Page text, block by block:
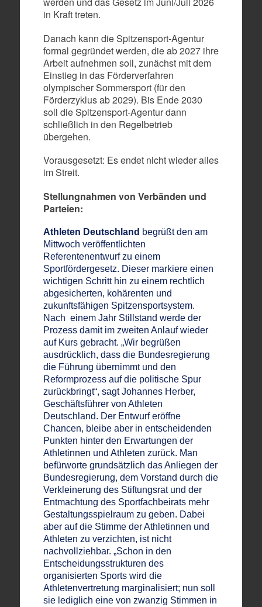
in Kraft treten.
Danach kann die Spitzensport-Agentur
formal gegründet werden, die ab 2027 ihre
Arbeit aufnehmen soll, zunächst mit dem
Einstieg in das Förderverfahren
olympischer Sommersport (für den
Förderzyklus ab 2029). Bis Ende 2030
soll die Spitzensport-Agentur dann
schließlich in den Regelbetrieb
übergehen.
Vorausgesetzt: Es endet nicht wieder alles
im Streit.
Stellungnahmen von Verbänden und
Parteien:
Athleten Deutschland begrüßt den am
Mittwoch veröffentlichten
Referentenentwurf zu einem
Sportfördergesetz. Dieser markiereeinen
wichtigen Schritt hin zu einem rechtlich
abgesicherten, kohärenten und
zukunftsfähigen Spitzensportsystem.
Nach einem Jahr Stillstand werdeder
Prozess damit im zweiten Anlauf wieder
auf Kurs gebracht. „Wir begrüßen
ausdrücklich, dass die Bundesregierung
die Führung übernimmt und den
Reformprozess auf die politische Spur
zurückbringt“, sagt Johannes Herber,
Geschäftsführer von Athleten
Deutschland. Der Entwurf eröffne
Chancen, bleibe aber in entscheidenden
Punkten hinter den Erwartungen der
Athletinnen und Athleten zurück. Man
befürworte grundsätzlich das Anliegen der
Bundesregierung, dem Vorstand durch die
Verkleinerung des Stiftungsrat und der
Entmachtung des Sportfachbeirats mehr
Gestaltungsspielraum zu geben. Dabei
aber auf die Stimme der Athletinnen und
Athleten zu verzichten, ist nicht
nachvollziehbar. „Schon in den
Entscheidungsstrukturen des
organisierten Sports wird die
Athletenvertretung marginalisiert; nun soll
sie lediglich eine von zwanzig Stimmen in